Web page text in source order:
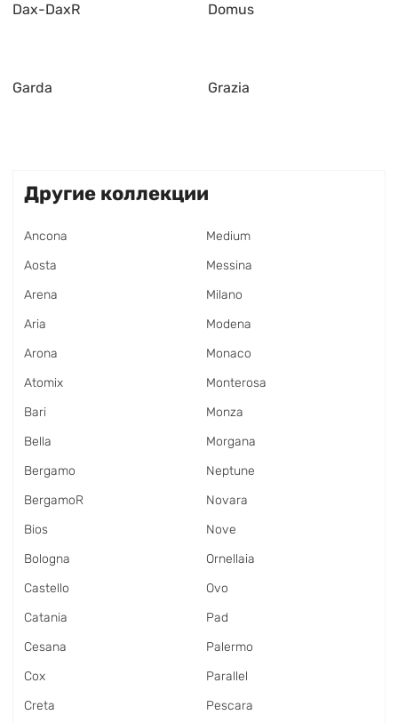
Dax-DaxR Domus
Garda Grazia
Другие коллекции
Ancona
Aosta
Arena
Aria
Arona
Atomix
Bari
Bella
Bergamo
BergamoR
Bios
Bologna
Castello
Catania
Cesana
Cox
Creta
Medium
Messina
Milano
Modena
Monaco
Monterosa
Monza
Morgana
Neptune
Novara
Nove
Ornellaia
Ovo
Pad
Palermo
Parallel
Pescara